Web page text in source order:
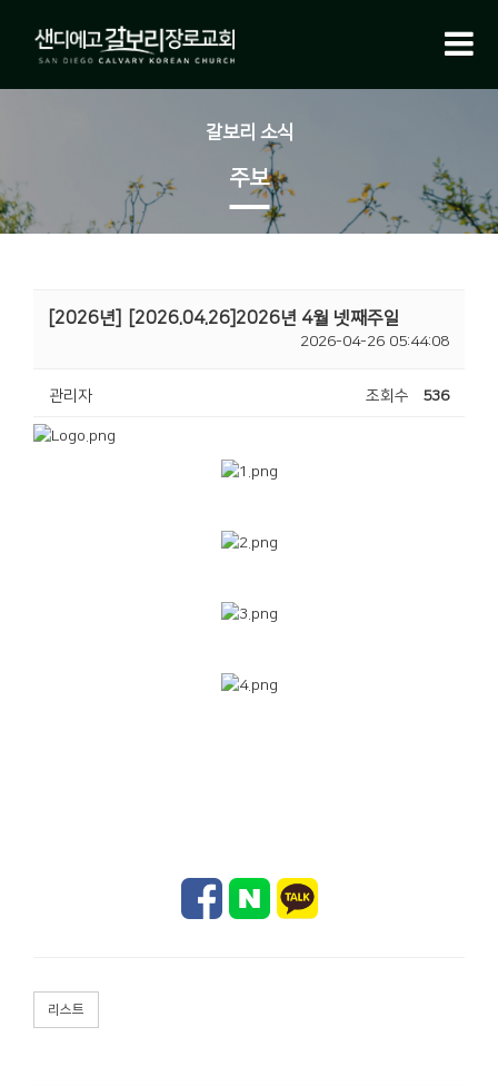
갈보리 소식
주보
[2026년] [2026.04.26]2026년 4월 넷째주일
2026-04-26 05:44:08
관리자 조회수 536
리스트